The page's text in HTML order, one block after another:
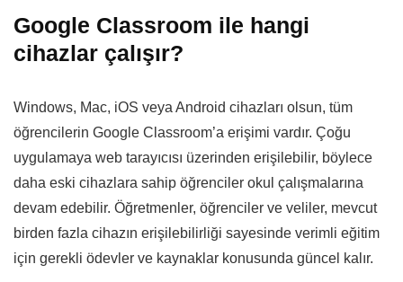
Google Classroom ile hangi
cihazlar çalışır?
Windows, Mac, iOS veya Android cihazları olsun, tüm
öğrencilerin Google Classroom’a erişimi vardır. Çoğu
uygulamaya web tarayıcısı üzerinden erişilebilir, böylece
daha eski cihazlara sahip öğrenciler okul çalışmalarına
devam edebilir. Öğretmenler, öğrenciler ve veliler, mevcut
birden fazla cihazın erişilebilirliği sayesinde verimli eğitim
için gerekli ödevler ve kaynaklar konusunda güncel kalır.